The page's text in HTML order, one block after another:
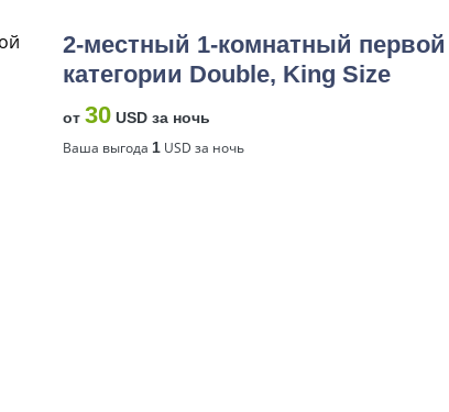
2-местный 1-комнатный первой
категории Double, King Size
от 30 USD за ночь
Ваша выгода 1 USD за ночь